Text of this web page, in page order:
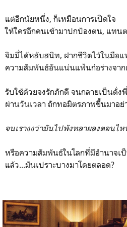
แต่อีกนัยหนึ่ง, ก็เหมือนการเปิดใจ
ให้ใครอีกคนเข้ามาปกป้องตน, แทน
จิมมี่ได้หลับสนิท, ฝากชีวิตไว้ในมือแ
ความสัมพันธ์อันแน่นแฟ้นก่อร่างจา
รับใช้ด้วยจงรักภักดี จนกลายเป็นดั่ง
ผ่านวันเวลา ถักทอมิตรภาพขึ้นมาอย่
จนเรางงว่ามันไปพังทลายลงตอนไห
หรือความสัมพันธ์ในโลกที่มีอำนาจเ
แล้ว...มันเปราะบางมาโดยตลอด?